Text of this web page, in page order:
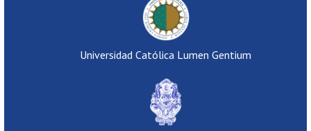
Universidad Católica Lumen Gentium